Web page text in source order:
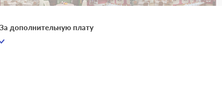
За дополнительную плату